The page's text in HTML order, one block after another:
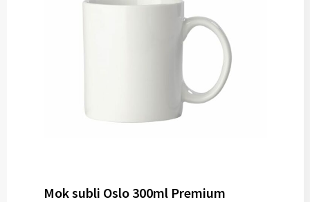
Mok subli Oslo 300ml Premium